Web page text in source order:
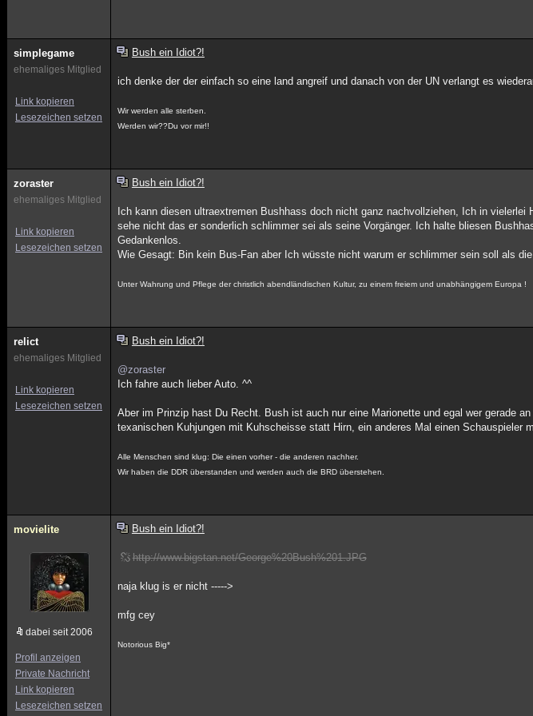
simplegame
ehemaliges Mitglied
Link kopieren
Lesezeichen setzen
Bush ein Idiot?!
ich denke der der einfach so eine land angreif und danach von der UN verlangt es
Wir werden alle sterben.
Werden wir??Du vor mir!!
zoraster
ehemaliges Mitglied
Link kopieren
Lesezeichen setzen
Bush ein Idiot?!
Ich kann diesen ultraextremen Bushhass doch nicht ganz nachvollziehen, Ich in
sehe nicht das er sonderlich schlimmer sei als seine Vorgänger. Ich halte bliesen
Gedankenlos.
Wie Gesagt: Bin kein Bus-Fan aber Ich wüsste nicht warum er schlimmer sein soll als
Unter Wahrung und Pflege der christlich abendländischen Kultur, zu einem freiem und unabhängigem Europa !
relict
ehemaliges Mitglied
Link kopieren
Lesezeichen setzen
Bush ein Idiot?!
@zoraster
Ich fahre auch lieber Auto. ^^
Aber im Prinzip hast Du Recht. Bush ist auch nur eine Marionette und egal wer gerade
texanischen Kuhjungen mit Kuhscheisse statt Hirn, ein anderes Mal einen Schauspieler
Alle Menschen sind klug: Die einen vorher - die anderen nachher.
Wir haben die DDR überstanden und werden auch die BRD überstehen.
movielite
dabei seit 2006
Profil anzeigen
Private Nachricht
Link kopieren
Lesezeichen setzen
Bush ein Idiot?!
http://www.bigstan.net/George%20Bush%201.JPG
naja klug is er nicht ----->
mfg cey
Notorious Big*